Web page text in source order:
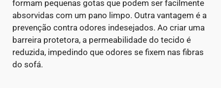
formam pequenas gotas que podem ser facilmente
absorvidas com um pano limpo. Outra vantagem é a
prevenção contra odores indesejados. Ao criar uma
barreira protetora, a permeabilidade do tecido é
reduzida, impedindo que odores se fixem nas fibras
do sofá.